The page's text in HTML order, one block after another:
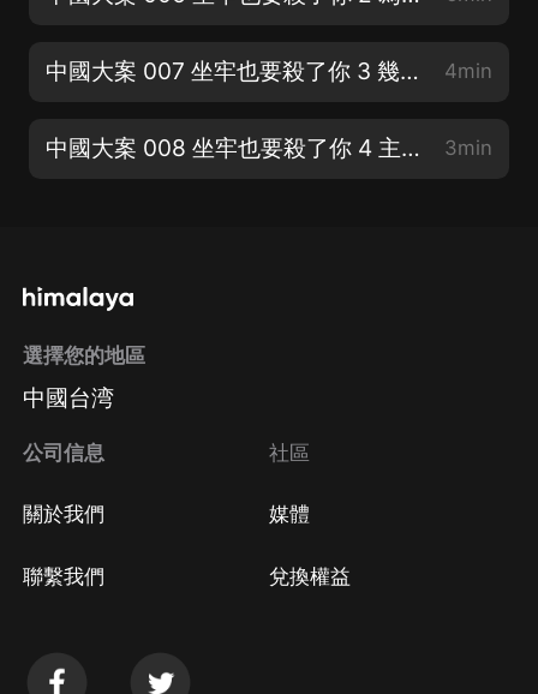
中國大案 007 坐牢也要殺了你 3 幾番猶豫，最終放任殺手誅仇敵 4min
中國大案 008 坐牢也要殺了你 4 主動自首，烈女子知法犯法法也痛 3min
選擇您的地區
中國台湾
公司信息
關於我們
聯繫我們
社區
媒體
兌換權益